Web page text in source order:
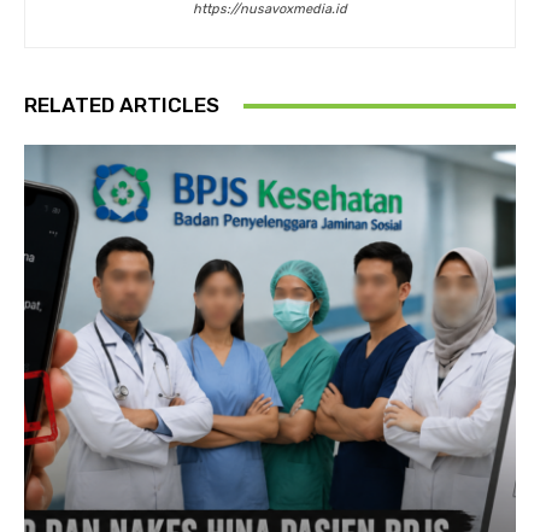
https://nusavoxmedia.id
RELATED ARTICLES